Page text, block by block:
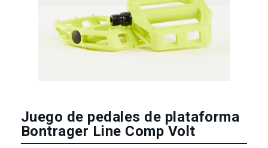
Juego de pedales de plataforma
Bontrager Line Comp Volt